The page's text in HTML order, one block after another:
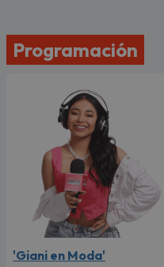
Programación
'Giani en Moda'